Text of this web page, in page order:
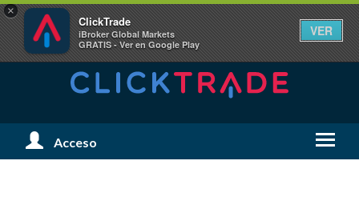
×
ClickTrade
iBroker Global Markets
GRATIS - Ver en Google Play
VER
Menú
de
Menú
de
Acceso